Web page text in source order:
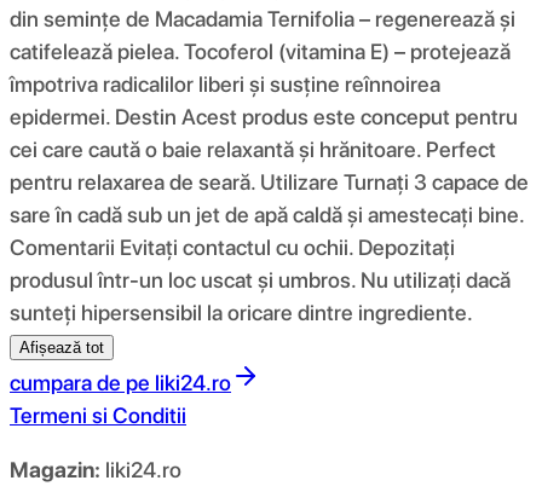
din semințe de Macadamia Ternifolia – regenerează și
catifelează pielea. Tocoferol (vitamina E) – protejează
împotriva radicalilor liberi și susține reînnoirea
epidermei. Destin Acest produs este conceput pentru
cei care caută o baie relaxantă și hrănitoare. Perfect
pentru relaxarea de seară. Utilizare Turnați 3 capace de
sare în cadă sub un jet de apă caldă și amestecați bine.
Comentarii Evitați contactul cu ochii. Depozitați
produsul într-un loc uscat și umbros. Nu utilizați dacă
sunteți hipersensibil la oricare dintre ingrediente.
Afișează tot
cumpara de pe liki24.ro
Termeni si Conditii
Magazin: liki24.ro